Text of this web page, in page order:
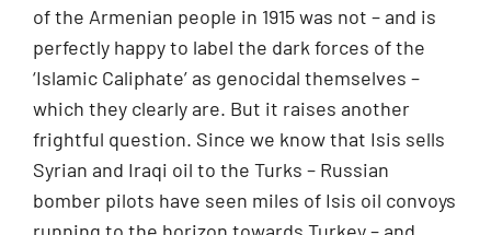
of the Armenian people in 1915 was not – and is
perfectly happy to label the dark forces of the
‘Islamic Caliphate’ as genocidal themselves –
which they clearly are. But it raises another
frightful question. Since we know that Isis sells
Syrian and Iraqi oil to the Turks – Russian
bomber pilots have seen miles of Isis oil convoys